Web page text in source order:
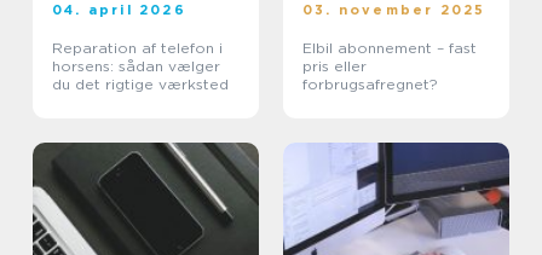
04. april 2026
Reparation af telefon i
horsens: sådan vælger
du det rigtige værksted
03. november 2025
Elbil abonnement – fast
pris eller
forbrugsafregnet?